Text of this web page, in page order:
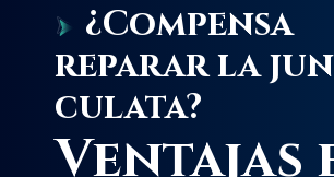
¿Compensa
reparar la
culata?
Ventajas